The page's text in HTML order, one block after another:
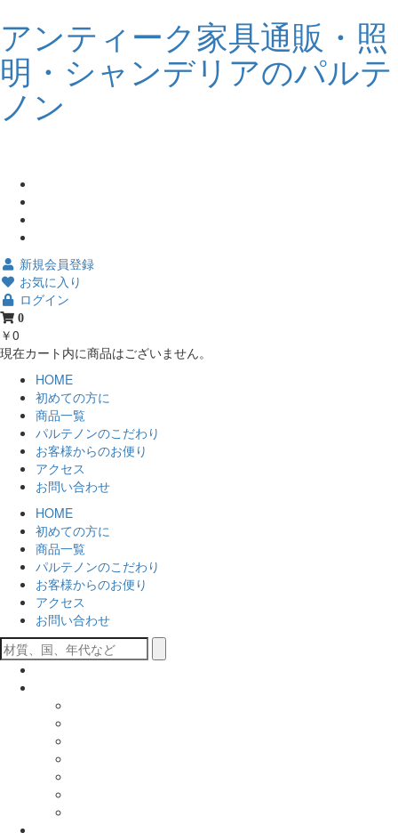
アンティーク家具通販・照
明・シャンデリアのパルテ
ノン
新規会員登録
お気に入り
ログイン
0
￥0
現在カート内に商品はございません。
HOME
初めての方に
商品一覧
パルテノンのこだわり
お客様からのお便り
アクセス
お問い合わせ
HOME
初めての方に
商品一覧
パルテノンのこだわり
お客様からのお便り
アクセス
お問い合わせ